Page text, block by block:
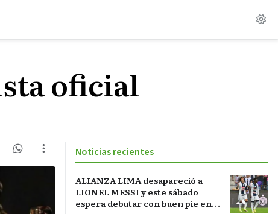
oficial
Noticias recientes
ALIANZA LIMA desapareció a
LIONEL MESSI y este sábado
espera debutar con buen pie en